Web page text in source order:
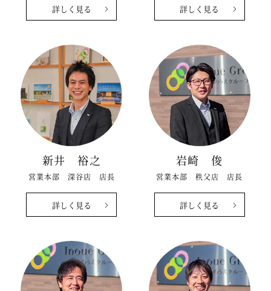
詳しく見る 詳しく見る
新井 裕之
営業本部 深谷店 店長
詳しく見る
岩崎 俊
営業本部 秩父店 店長
詳しく見る